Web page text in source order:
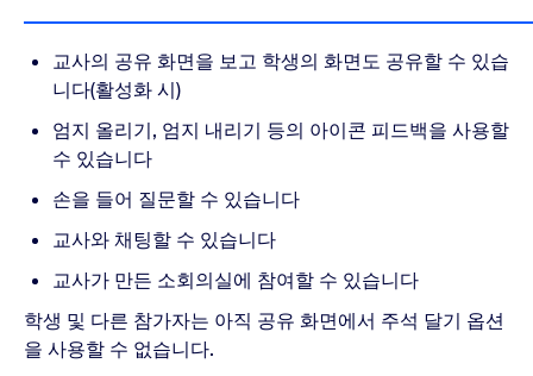
교사의 공유 화면을 보고 학생의 화면도 공유할 수 있습
니다(활성화 시)
엄지 올리기, 엄지 내리기 등의 아이콘 피드백을 사용할
수 있습니다
손을 들어 질문할 수 있습니다
교사와 채팅할 수 있습니다
교사가 만든 소회의실에 참여할 수 있습니다
학생 및 다른 참가자는 아직 공유 화면에서 주석 달기 옵션
을 사용할 수 없습니다.